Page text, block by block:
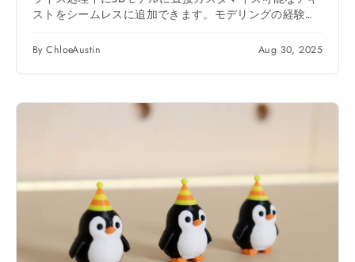
ストをシームレスに追加できます。モデリングの経験は
ズ、ラベル付け、装飾を施すのに最適です。 使い方は、
フォルトのテキストを配置できます。その後、テキスト
調整、フィラメントまたはカラーツールによる色の変
更、「Surround Surface（表面を囲む）」や「Surround
たり、モデルの表面と面一に保つためのモディファイア
として使用したりすることもできます。 この直感的なツ
ールにより、プロフェッショナルで機能的なテキスト要
素を 3D プリントに追加するプロセスが簡素化され、カ
スタムの詳細を使用してプロジェクトを強化することが
これまで以上に簡単になります。
By ChloeAustin Aug 30, 2025